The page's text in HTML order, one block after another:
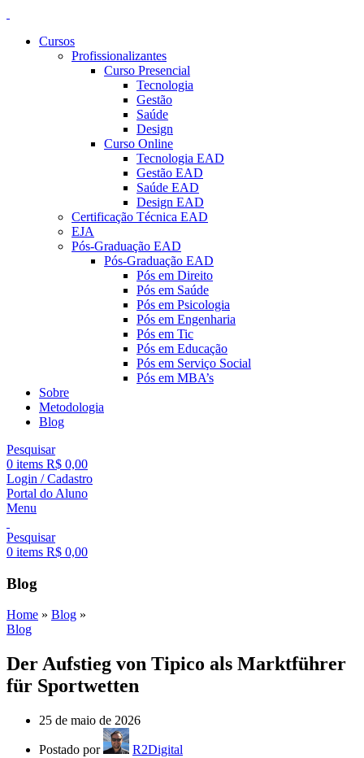
Cursos
Profissionalizantes
Curso Presencial
Tecnologia
Gestão
Saúde
Design
Curso Online
Tecnologia EAD
Gestão EAD
Saúde EAD
Design EAD
Certificação Técnica EAD
EJA
Pós-Graduação EAD
Pós-Graduação EAD
Pós em Direito
Pós em Saúde
Pós em Psicologia
Pós em Engenharia
Pós em Tic
Pós em Educação
Pós em Serviço Social
Pós em MBA’s
Sobre
Metodologia
Blog
Pesquisar
0 items R$ 0,00
Login / Cadastro
Portal do Aluno
Menu
Pesquisar
0 items R$ 0,00
Blog
Home » Blog »
Blog
Der Aufstieg von Tipico als Marktführer
für Sportwetten
25 de maio de 2026
Postado por
R2Digital